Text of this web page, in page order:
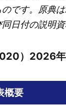
のです。原典
日付の説明資
）2026
概要